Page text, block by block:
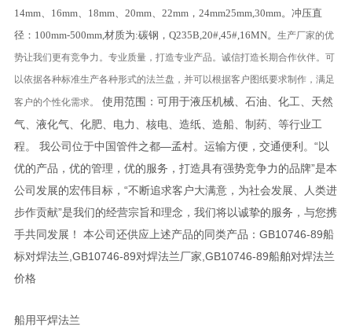
14mm、16mm、18mm、20mm、22mm，24mm25mm,30mm。冲压直
径：100mm-500mm,材质为:碳钢，Q235B,20#,45#,16MN。 生产厂家的优
势让我们更有竞争力。专业质量，打造专业产品。诚信打造长期合作伙伴。可
以依据各种标准生产各种形式的法兰盘，并可以根据客户图纸要求制作，满足
客户的个性化需求。
使用范围：可用于液压机械、石油、化工、天然
气、液化气、化肥、电力、核电、造纸、造船、制药、等行业工
程。 我公司位于中国管件之都—孟村。运输方便，交通便利。“以
优的产品，优的管理，优的服务，打造具有强势竞争力的品牌”是本
公司发展的宏伟目标，“不断追求客户大满意，为社会发展、人类进
步作贡献”是我们的经营宗旨和理念，我们将以诚挚的服务，与您携
手共同发展！ 本公司还供应上述产品的同类产品：GB10746-89船
标对焊法兰,GB10746-89对焊法兰厂家,GB10746-89船舶对焊法兰
价格
船用平焊法兰